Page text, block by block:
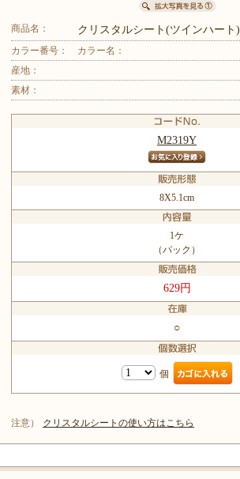
商品名： クリスタルシート(ツインハート)
カラー番号：
カラー名：
産地：
素材：
M2319Y
8X5.1cm
1ケ
（パック）
629円
○
個
注意） クリスタルシートの使い方はこちら